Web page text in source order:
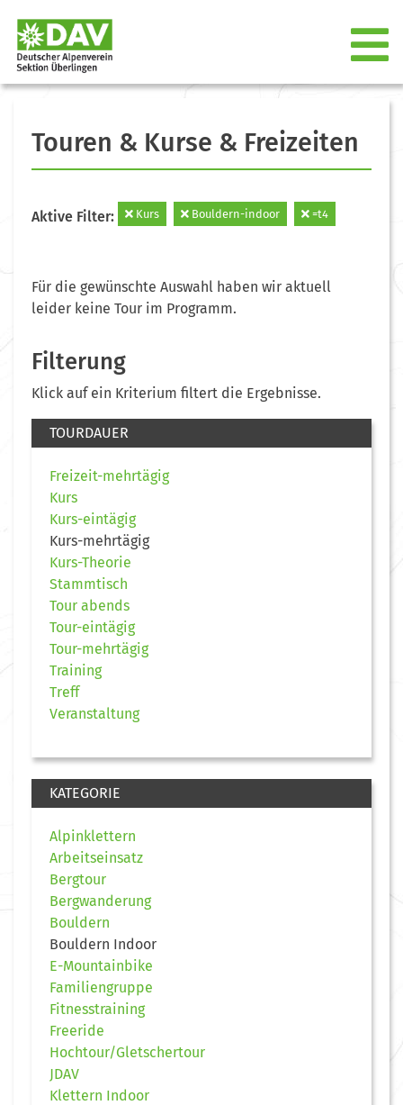
Touren & Kurse & Freizeiten
Aktive Filter: Kurs Bouldern-indoor =t4
Für die gewünschte Auswahl haben wir aktuell
leider keine Tour im Programm.
Filterung
Klick auf ein Kriterium filtert die Ergebnisse.
TOURDAUER
Freizeit-mehrtägig
Kurs
Kurs-eintägig
Kurs-mehrtägig
Kurs-Theorie
Stammtisch
Tour abends
Tour-eintägig
Tour-mehrtägig
Training
Treff
Veranstaltung
KATEGORIE
Alpinklettern
Arbeitseinsatz
Bergtour
Bergwanderung
Bouldern
Bouldern Indoor
E-Mountainbike
Familiengruppe
Fitnesstraining
Freeride
Hochtour/Gletschertour
JDAV
Klettern Indoor